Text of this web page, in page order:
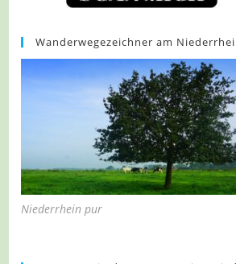
Wanderwegezeichner am
Niederrhein pur